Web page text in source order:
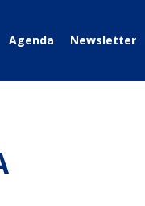
Agenda Newsletter